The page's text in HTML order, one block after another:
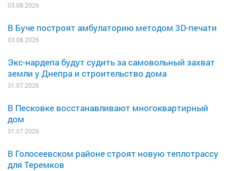
03.08.2026
В Буче построят амбулаторию методом 3D-печати
03.08.2026
Экс-нардепа будут судить за самовольный захват
земли у Днепра и строительство дома
31.07.2026
В Песковке восстанавливают многоквартирный
дом
31.07.2026
В Голосеевском районе строят новую теплотрассу
для Теремков